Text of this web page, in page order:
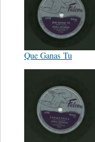
Que Ganas Tu